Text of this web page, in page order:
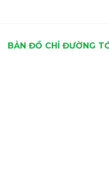
BẢN ĐỒ CHỈ ĐƯỜNG